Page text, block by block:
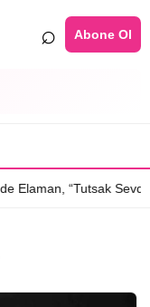
⌕ Abone Ol
Elaman, “Tutsak